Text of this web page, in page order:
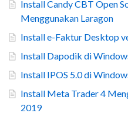
Install Candy CBT Open
Menggunakan Laragon
Install e-Faktur Desktop
Install Dapodik di
Install IPOS 5.0 di
Install Meta Trader 4
2019